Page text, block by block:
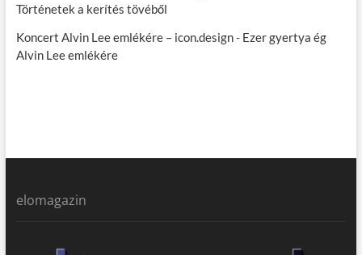
Történetek a kerítés tövéből
Koncert Alvin Lee emlékére – icon.design- Ezer gyertya ég
Alvin Lee emlékére
elomagazin